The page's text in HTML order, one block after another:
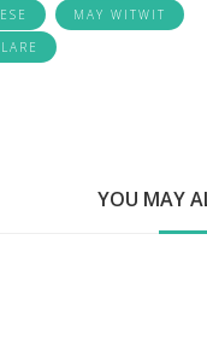
MAY WITWIT
YOU MAY